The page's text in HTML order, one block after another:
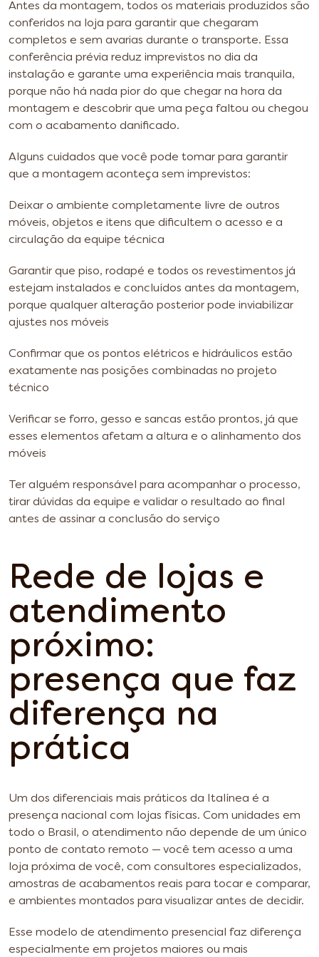
Antes da montagem, todos os materiais produzidos são
conferidos na loja para garantir que chegaram
completos e sem avarias durante o transporte. Essa
conferência prévia reduz imprevistos no dia da
instalação e garante uma experiência mais tranquila,
porque não há nada pior do que chegar na hora da
montagem e descobrir que uma peça faltou ou chegou
com o acabamento danificado.
Alguns cuidados que você pode tomar para garantir
que a montagem aconteça sem imprevistos:
Deixar o ambiente completamente livre de outros
móveis, objetos e itens que dificultem o acesso e a
circulação da equipe técnica
Garantir que piso, rodapé e todos os revestimentos já
estejam instalados e concluídos antes da montagem,
porque qualquer alteração posterior pode inviabilizar
ajustes nos móveis
Confirmar que os pontos elétricos e hidráulicos estão
exatamente nas posições combinadas no projeto
técnico
Verificar se forro, gesso e sancas estão prontos, já que
esses elementos afetam a altura e o alinhamento dos
móveis
Ter alguém responsável para acompanhar o processo,
tirar dúvidas da equipe e validar o resultado ao final
antes de assinar a conclusão do serviço
Rede de lojas e
atendimento
próximo:
presença que faz
diferença na
prática
Um dos diferenciais mais práticos da Italínea é a
presença nacional com lojas físicas. Com unidades em
todo o Brasil, o atendimento não depende de um único
ponto de contato remoto — você tem acesso a uma
loja próxima de você, com consultores especializados,
amostras de acabamentos reais para tocar e comparar,
e ambientes montados para visualizar antes de decidir.
Esse modelo de atendimento presencial faz diferença
especialmente em projetos maiores ou mais